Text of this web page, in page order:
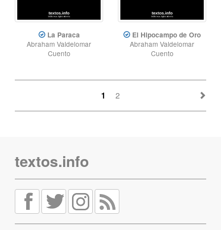
La Paraca
Abraham Valdelomar
Cuento
El Hipocampo de Oro
Abraham Valdelomar
Cuento
1 2
textos.info